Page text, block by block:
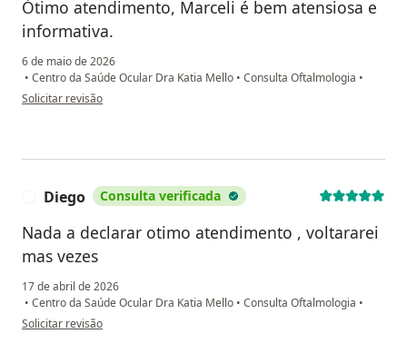
Ótimo atendimento, Marceli é bem atensiosa e
informativa.
6 de maio de 2026
• Centro da Saúde Ocular Dra Katia Mello • Consulta Oftalmologia •
na opinião do utilizador Asafe Ferreira
Solicitar revisão
Diego Consulta verificada
Nada a declarar otimo atendimento , voltararei
mas vezes
17 de abril de 2026
• Centro da Saúde Ocular Dra Katia Mello • Consulta Oftalmologia •
na opinião do utilizador Diego
Solicitar revisão